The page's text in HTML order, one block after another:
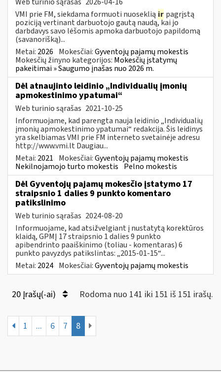
VMI prie FM, siekdama formuoti nuoseklią ir pagrįstą
poziciją vertinant darbuotojo gautą naudą, kai jo
darbdavys savo lėšomis apmoka darbuotojo papildomą
(savanorišką)...
Metai: 2026 Mokesčiai:Gyventojų pajamų mokestis
Mokesčių žinyno kategorijos: Mokesčių įstatymų
pakeitimai » Saugumo įnašas nuo 2026 m.
Dėl atnaujinto leidinio „Individualių įmonių
apmokestinimo ypatumai“
Web turinio sąrašas 2021-10-25
Informuojame, kad parengta nauja leidinio „Individualių
įmonių apmokestinimo ypatumai“ redakcija. Šis leidinys
yra skelbiamas VMI prie FM interneto svetainėje adresu
http://www.vmi.lt Daugiau...
Metai: 2021 Mokesčiai:Gyventojų pajamų mokestis
Nekilnojamojo turto mokestis Pelno mokestis
Dėl Gyventojų pajamų mokesčio įstatymo 17
straipsnio 1 dalies 9 punkto komentaro
patikslinimo
Web turinio sąrašas 2024-08-20
Informuojame, kad atsižvelgiant į nustatytą korektūros
klaidą, GPMĮ 17 straipsnio 1 dalies 9 punkto
apibendrinto paaiškinimo (toliau - komentaras) 6
punkto pavyzdys patikslintas: „2015-01-15“...
Metai: 2024 Mokesčiai:Gyventojų pajamų mokestis
20 Įrašų(-ai) Rodoma nuo 141 iki 151 iš 151 irašų.
1 ... 6 7 8